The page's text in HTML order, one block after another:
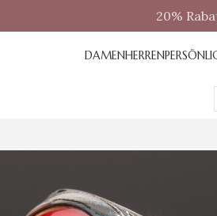
20%
DAMENHERREN